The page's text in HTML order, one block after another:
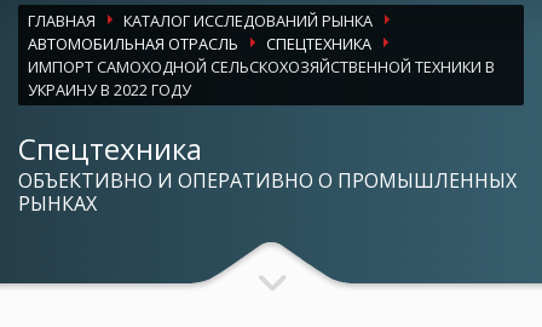
ГЛАВНАЯ
КАТАЛОГ ИССЛЕДОВАНИЙ РЫНКА
АВТОМОБИЛЬНАЯ ОТРАСЛЬ
СПЕЦТЕХНИКА
ИМПОРТ САМОХОДНОЙ СЕЛЬСКОХОЗЯЙСТВЕННОЙ ТЕХНИКИ В
УКРАИНУ В 2022 ГОДУ
Спецтехника
ОБЪЕКТИВНО И ОПЕРАТИВНО О ПРОМЫШЛЕННЫХ
РЫНКАХ